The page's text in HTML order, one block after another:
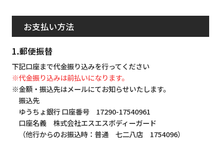
お支払い方法
1.郵便振替
下記口座まで代金振り込みを行ってください
※代金振り込みは前払いになります。
※金額・振込先はメールにてお知らせいたします。
振込先
ゆうちょ銀行 口座番号 17290-17540961
口座名義 株式会社エスエスボディーガード
（他行からのお振込時：普通 七二八店 1754096）